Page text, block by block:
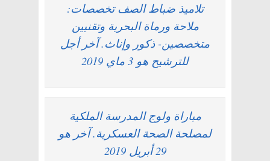
تلاميذ ضباط الصف تخصصات:
ملاحة ورماة البحرية وتقنيين
متخصصين- ذكور وإناث. آخر أجل
للترشيح هو 3 ماي 2019
مباراة ولوج المدرسة الملكية
لمصلحة الصحة العسكرية. آخر هو
29 أبريل 2019